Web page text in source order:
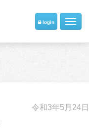
login
令和3年5月24日